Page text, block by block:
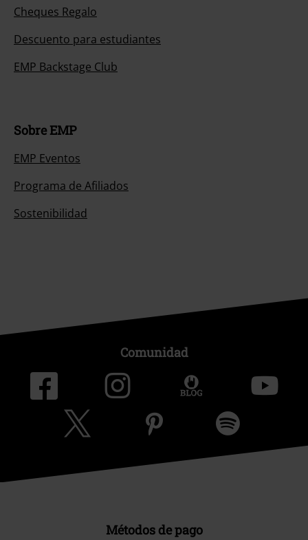
Cheques Regalo
Descuento para estudiantes
EMP Backstage Club
Sobre EMP
EMP Eventos
Programa de Afiliados
Sostenibilidad
Comunidad
Métodos de pago